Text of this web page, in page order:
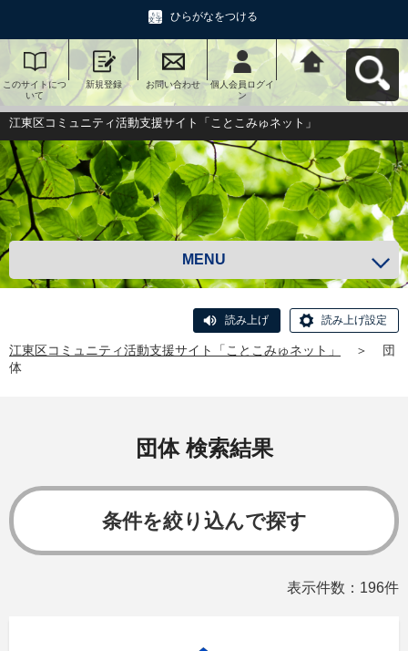
ひらがなをつける
このサイトにつ
いて
新規登録 お問い合わせ
個人会員ログイ
ン
江東区コミュニ
ティ活動支援サ
イト「ことこみ
ゅネット」へ戻
る
江東区コミュニティ活動支援サイト「ことこみゅネット」
MENU
読み上げ 読み上げ設定
江東区コミュニティ活動支援サイト「ことこみゅネット」 ＞
団
体
団体 検索結果
条件を絞り込んで探す
表示件数：196件